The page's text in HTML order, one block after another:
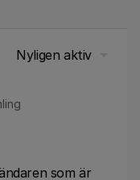
Nyligen aktiv
som är